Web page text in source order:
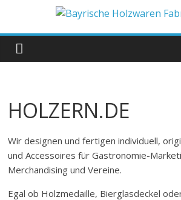
springen
Bayrische
Holzwaren
Fabrikation
HOLZERN.DE
Wir designen und fertigen individuell,
und Accessoires für Gastronomie-
Merchandising und Vereine.
Egal ob Holzmedaille, Bierglasdeckel